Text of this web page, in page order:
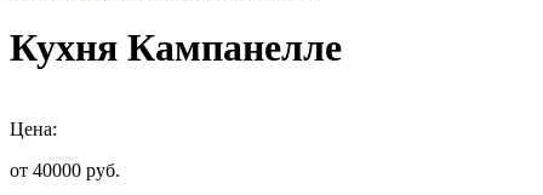
Кухня Кампанелле
Цена:
от 40000 руб.